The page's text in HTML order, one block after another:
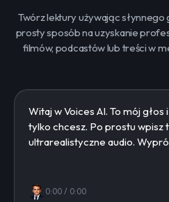
Twórz lektury używając słynnego
prosty sposób na uzyskanie
filmów, podcastów lub treści w
0:00 / 0:00